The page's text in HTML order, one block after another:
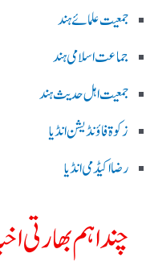
جمعیت علمائے ہند
جماعت اسلامی ہند
جمعیت اہل حدیث ہند
زکوۃ فاؤنڈیشن انڈیا
رضا اکیڈمی انڈیا
چند اہم بھارتی